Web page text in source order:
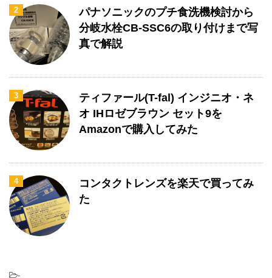
2
パナソニックのプチ食洗機検討から
分岐水栓CB-SSC6の取り付けまで写
真で解説
3
ティファール(T-fal) インジニオ・ネ
オ IHロゼブラウン セット9を
Amazonで購入してみた
4
コンタクトレンズを楽天で買ってみ
た
-